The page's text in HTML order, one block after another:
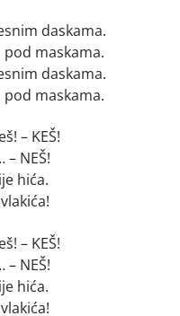
daskama.
pod maskama.
daskama.
pod maskama.
– KEŠ!
– NEŠ!
hića.
– KEŠ!
– NEŠ!
hića.